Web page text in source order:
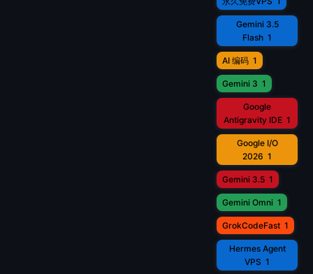
Gemini 3.5
Flash 1
AI 编码 1
Gemini 3 1
Google
Antigravity IDE 1
Google I/O
2026 1
Gemini 3.5 1
Gemini Omni 1
GrokCodeFast 1
Hermes Agent
VPS 1